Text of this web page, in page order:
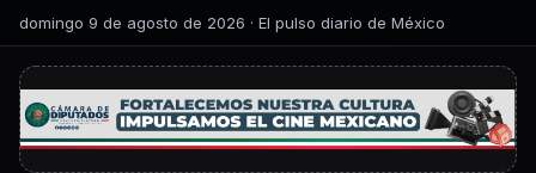
domingo 9 de agosto de 2026 · El pulso diario de México